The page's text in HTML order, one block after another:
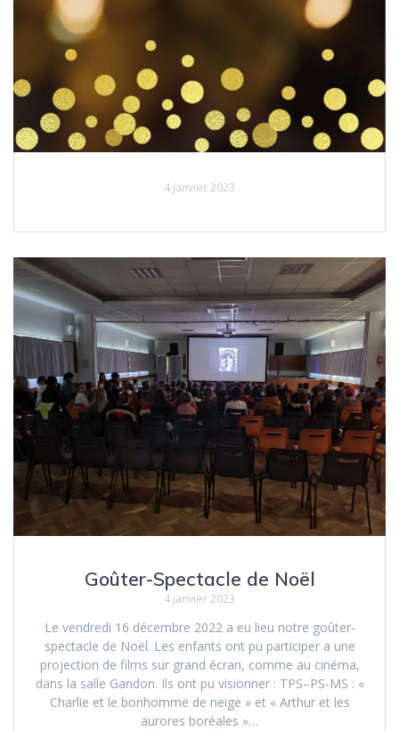
4 janvier 2023
Goûter-Spectacle de Noël
4 janvier 2023
Le vendredi 16 décembre 2022 a eu lieu notre goûter-
spectacle de Noël. Les enfants ont pu participer a une
projection de films sur grand écran, comme au cinéma,
dans la salle Gandon. Ils ont pu visionner : TPS–PS-MS : «
Charlie et le bonhomme de neige » et « Arthur et les
aurores boréales »…